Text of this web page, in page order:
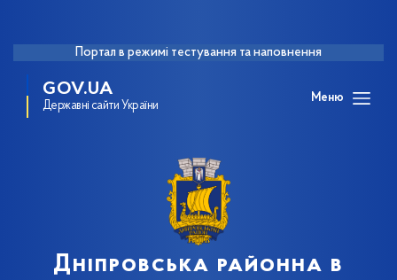
Портал в режимі тестування та наповнення
GOV.UA
Державні сайти України
Меню
Дніпровська районна в